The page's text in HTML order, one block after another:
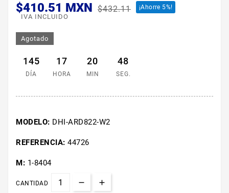
$410.51 MXN $432.11 ¡Ahorre 5%!
IVA INCLUIDO
Agotado
145
DÍA
17
HORA
20
MIN
47
SEG.
MODELO: DHI-ARD822-W2
REFERENCIA: 44726
M: 1-8404
CANTIDAD